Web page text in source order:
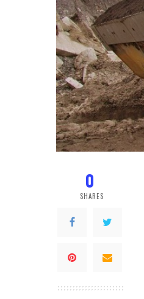
0
SHARES